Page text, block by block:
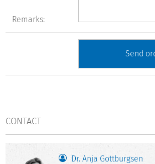
Remarks:
CONTACT
Dr. Anja Gottburgsen